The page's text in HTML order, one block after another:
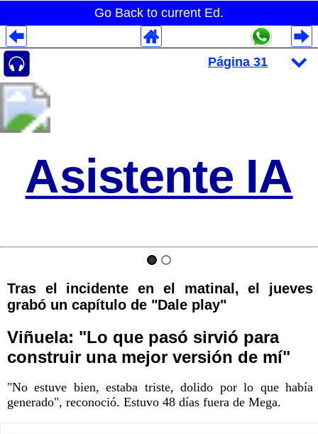
Go Back to current Ed.
Asistente IA
Tras el incidente en el matinal, el jueves
grabó un capítulo de "Dale play"
Viñuela: "Lo que pasó sirvió para
construir una mejor versión de mí"
"No estuve bien, estaba triste, dolido por lo que había
generado", reconoció. Estuvo 48 días fuera de Mega.
Despliegues Analytics
Despliegues Totales
Despliegues por Rubros